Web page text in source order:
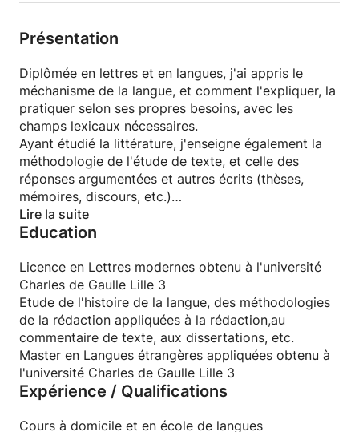
Présentation
Diplômée en lettres et en langues, j'ai appris le
méchanisme de la langue, et comment l'expliquer, la
pratiquer selon ses propres besoins, avec les
champs lexicaux nécessaires.
Ayant étudié la littérature, j'enseigne également la
méthodologie de l'étude de texte, et celle des
réponses argumentées et autres écrits (thèses,
mémoires, discours, etc.)
En fonction des besoins et aptitudes de chacun,
nous trouverons ensemble le meilleur moyen
Lire la suite
Education
Licence en Lettres modernes obtenu à l'université
Charles de Gaulle Lille 3
Etude de l'histoire de la langue, des méthodologies
de la rédaction appliquées à la rédaction,au
commentaire de texte, aux dissertations, etc.
Master en Langues étrangères appliquées obtenu à
l'université Charles de Gaulle Lille 3
Expérience / Qualifications
Cours à domicile et en école de langues